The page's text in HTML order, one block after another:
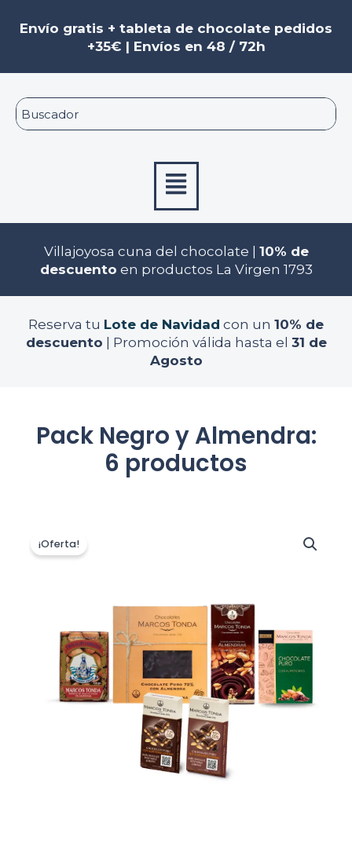
Envío gratis + tableta de chocolate pedidos
+35€ | Envíos en 48 / 72h
Menú
Villajoyosa cuna del chocolate | 10% de
descuento en productos La Virgen 1793
Reserva tu Lote de Navidad con un 10% de
descuento | Promoción válida hasta el 31 de
Agosto
Pack Negro y Almendra:
6 productos
¡Oferta! precio
24,50 €.22,05 €.